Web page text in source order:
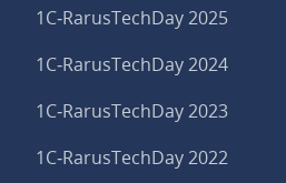
1C‑RarusTechDay 2025
1C‑RarusTechDay 2024
1C‑RarusTechDay 2023
1C‑RarusTechDay 2022